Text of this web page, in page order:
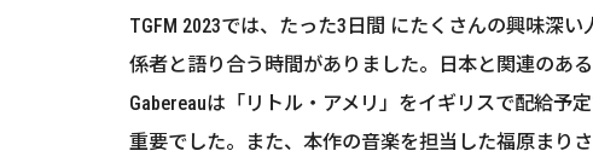
TGFM 2023では、たった3日間 にたくさんの興味深
係者と語り合う時間がありました。日本と関連のあ
Gabereauは「リトル・アメリ」をイギリスで配給予
重要でした。また、本作の音楽を担当した福原まり